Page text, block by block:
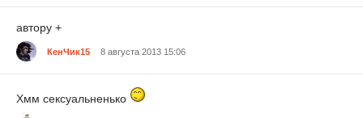
автору +
КенЧик15 8 августа 2013 15:06
Хмм сексуальненько